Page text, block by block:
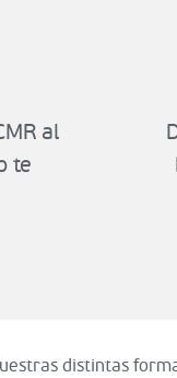
al
te
distintas